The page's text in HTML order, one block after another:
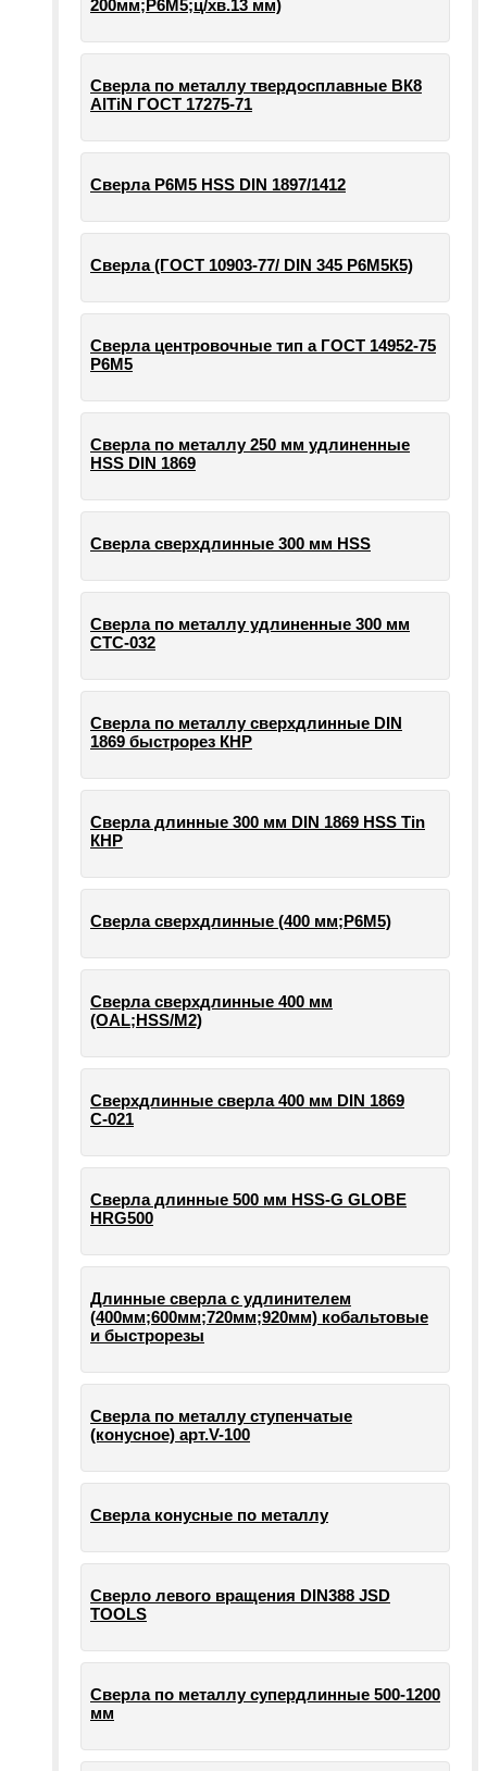
200мм;Р6М5;ц/хв.13 мм)
Сверла по металлу твердосплавные ВК8
AlTiN ГОСТ 17275-71
Сверла Р6М5 HSS DIN 1897/1412
Сверла (ГОСТ 10903-77/ DIN 345 Р6М5К5)
Сверла центровочные тип а ГОСТ 14952-75
Р6М5
Сверла по металлу 250 мм удлиненные
HSS DIN 1869
Сверла сверхдлинные 300 мм HSS
Сверла по металлу удлиненные 300 мм
СТС-032
Сверла по металлу сверхдлинные DIN
1869 быстрорез КНР
Сверла длинные 300 мм DIN 1869 HSS Tin
КНР
Сверла сверхдлинные (400 мм;Р6М5)
Сверла сверхдлинные 400 мм
(OAL;HSS/M2)
Сверхдлинные сверла 400 мм DIN 1869
С-021
Сверла длинные 500 мм HSS-G GLOBE
HRG500
Длинные сверла с удлинителем
(400мм;600мм;720мм;920мм) кобальтовые
и быстрорезы
Сверла по металлу ступенчатые
(конусное) арт.V-100
Сверла конусные по металлу
Сверло левого вращения DIN388 JSD
TOOLS
Сверла по металлу супердлинные 500-1200
мм